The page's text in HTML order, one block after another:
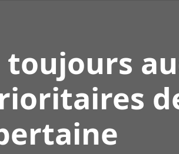
toujours